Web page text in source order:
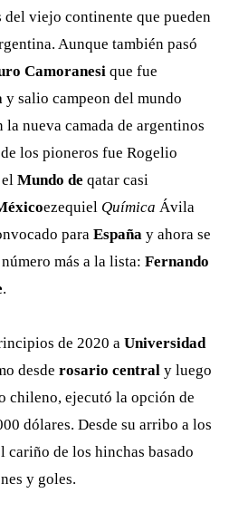
del viejo continente que pueden
Aunque también pasó
Camoranesi que fue
y salio campeon del mundo
la nueva camada de argentinos
los pioneros fue Rogelio
Mundo de qatar casi
ezequiel Química Ávila
para España y ahora se
más a la lista: Fernando
.
de 2020 a Universidad
desde rosario central y luego
chileno, ejecutó la opción de
dólares. Desde su arribo a los
cariño de los hinchas basado
y goles.